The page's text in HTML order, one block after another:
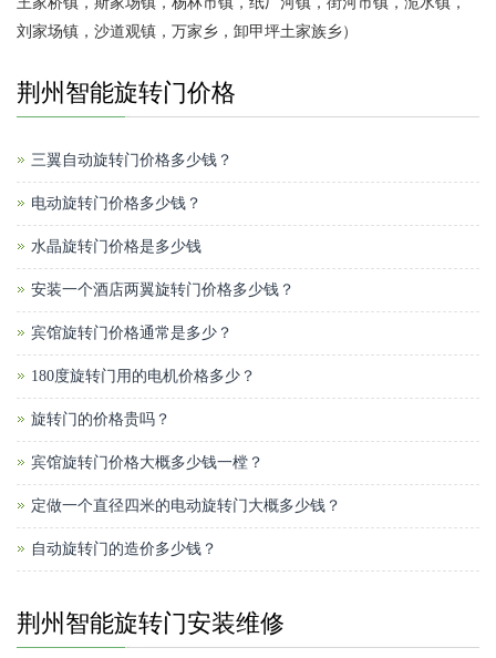
刘家场镇，沙道观镇，万家乡，卸甲坪土家族乡）
荆州智能旋转门价格
三翼自动旋转门价格多少钱？
电动旋转门价格多少钱？
水晶旋转门价格是多少钱
安装一个酒店两翼旋转门价格多少钱？
宾馆旋转门价格通常是多少？
180度旋转门用的电机价格多少？
旋转门的价格贵吗？
宾馆旋转门价格大概多少钱一樘？
定做一个直径四米的电动旋转门大概多少钱？
自动旋转门的造价多少钱？
荆州智能旋转门安装维修